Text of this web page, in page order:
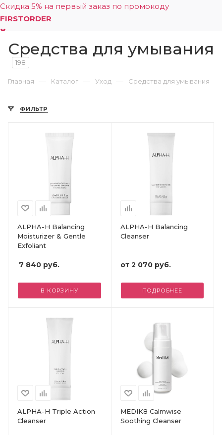
Скидка 5% на первый заказ по промокоду
FIRSTORDER
0
Средства для умывания
198
Главная — Каталог — Уход — Средства для умывания
ФИЛЬТР
ALPHA-H Balancing
Moisturizer & Gentle
Exfoliant
7 840 руб.
В КОРЗИНУ
ALPHA-H Balancing
Cleanser
от 2 070 руб.
ПОДРОБНЕЕ
ALPHA-H Triple Action
Cleanser
MEDIK8 Calmwise
Soothing Cleanser